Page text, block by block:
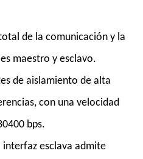
de la comunicación y la
maestro y esclavo.
de aislamiento de alta
con una velocidad
bps.
interfaz esclava admite